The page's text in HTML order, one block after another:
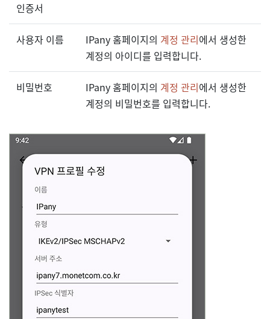
인증서
사용자 이름 IPany 홈페이지의 계정 관리에서 생성한
계정의 아이디를 입력합니다.
비밀번호 IPany 홈페이지의 계정 관리에서 생성한
계정의 비밀번호를 입력합니다.